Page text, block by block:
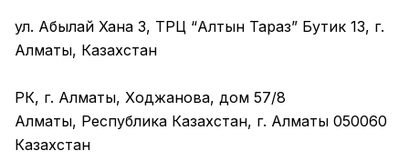
ул. Абылай Хана 3, ТРЦ “Алтын Тараз” Бутик 13, г.
Алматы, Казахстан
РК, г. Алматы, Ходжанова, дом 57/8
Алматы, Республика Казахстан, г. Алматы 050060
Казахстан